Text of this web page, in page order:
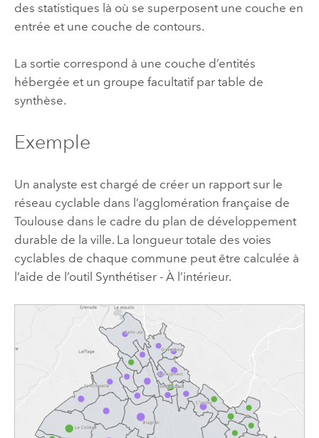
des statistiques là où se superposent une couche en
entrée et une couche de contours.
La sortie correspond à une couche d’entités
hébergée et un groupe facultatif par table de
synthèse.
Exemple
Un analyste est chargé de créer un rapport sur le
réseau cyclable dans l’agglomération française de
Toulouse dans le cadre du plan de développement
durable de la ville. La longueur totale des voies
cyclables de chaque commune peut être calculée à
l’aide de l’outil Synthétiser - À l’intérieur.